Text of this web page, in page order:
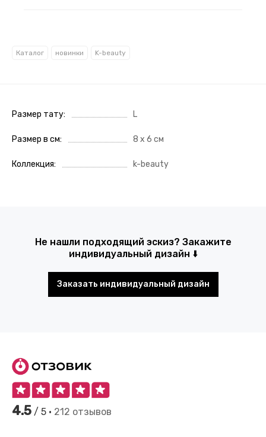
Каталог новинки K-beauty
Размер тату L
Размер в см 8 x 6 см
Коллекция k-beauty
Не нашли подходящий эскиз? Закажите
индивидуальный дизайн ⬇️
Заказать индивидуальный дизайн
4.5 / 5 • 212 отзывов